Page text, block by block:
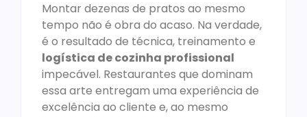
Montar dezenas de pratos ao mesmo
tempo não é obra do acaso. Na verdade,
é o resultado de técnica, treinamento e
logística de cozinha profissional
impecável. Restaurantes que dominam
essa arte entregam uma experiência de
excelência ao cliente e, ao mesmo